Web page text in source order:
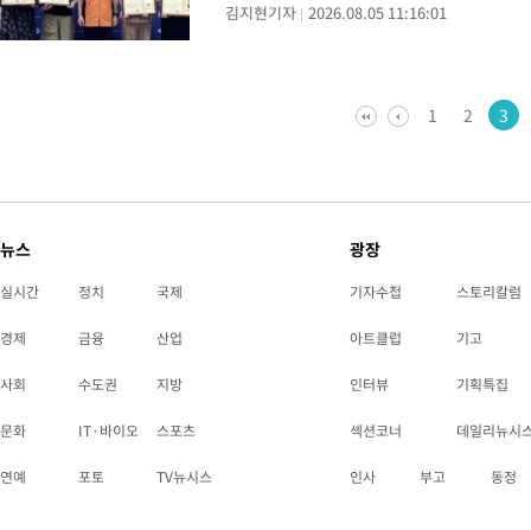
성민씨, 요양보호사 안기숙씨 등 4명이다
김지현기자 2026.08.05 11:16:01
1 2 3
뉴스
실시간 정치 국제
경제 금융 산업
사회 수도권 지방
문화 IT·바이오 스포츠
연예 포토 TV뉴시스
광장
기자수첩 스토리칼럼
아트클럽 기고
인터뷰 기획특집
섹션코너 데일리뉴시
인사 부고 동정